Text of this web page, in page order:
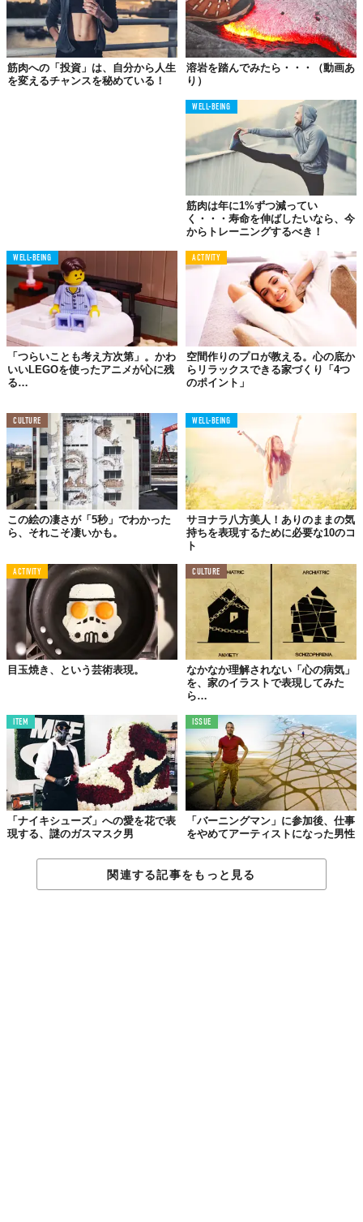
筋肉への「投資」は、自分から人生
を変えるチャンスを秘めている！
溶岩を踏んでみたら・・・（動画あ
り）
WELL-BEING
筋肉は年に1%ずつ減ってい
く・・・寿命を伸ばしたいなら、今
からトレーニングするべき！
WELL-BEING
「つらいことも考え方次第」。かわ
いいLEGOを使ったアニメが心に残
る…
ACTIVITY
空間作りのプロが教える。心の底か
らリラックスできる家づくり「4つ
のポイント」
CULTURE
この絵の凄さが「5秒」でわかった
ら、それこそ凄いかも。
WELL-BEING
サヨナラ八方美人！ありのままの気
持ちを表現するために必要な10のコ
ト
ACTIVITY
目玉焼き、という芸術表現。
CULTURE
なかなか理解されない「心の病気」
を、家のイラストで表現してみた
ら…
ITEM
「ナイキシューズ」への愛を花で表
現する、謎のガスマスク男
ISSUE
「バーニングマン」に参加後、仕事
をやめてアーティストになった男性
関連する記事をもっと見る